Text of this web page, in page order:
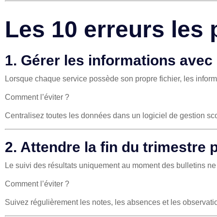
Les 10 erreurs les
1. Gérer les informations
Lorsque chaque service possède son propre fichier, les
Comment l’éviter ?
Centralisez toutes les données dans un logiciel de gestion
2. Attendre la fin du trimestre
Le suivi des résultats uniquement au moment des bulletins
Comment l’éviter ?
Suivez régulièrement les notes, les absences et les